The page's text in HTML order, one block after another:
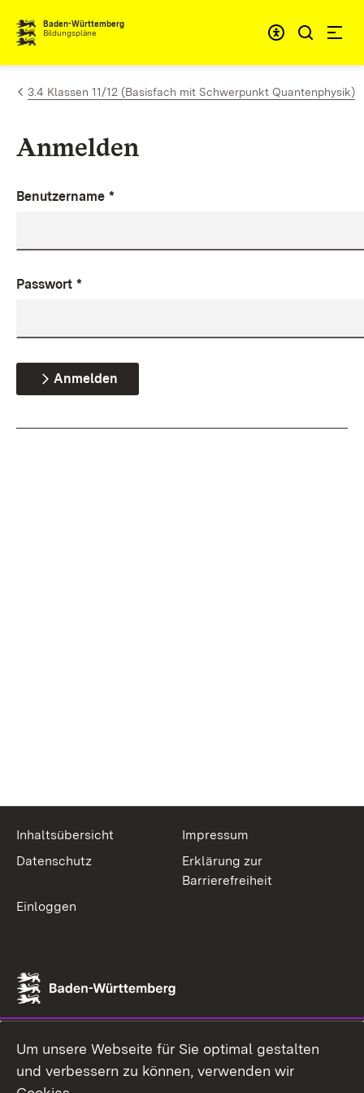
Zum Inhalt springen
Baden-Württemberg
Bildungspläne
3.4 Klassen 11/12 (Basisfach mit Schwerpunkt Quantenphysik)
Anmelden
Benutzername *
Passwort *
Anmelden
Inhaltsübersicht
Impressum
Datenschutz
Erklärung zur
Barrierefreiheit
Einloggen
Um unsere Webseite für Sie optimal gestalten
und verbessern zu können, verwenden wir